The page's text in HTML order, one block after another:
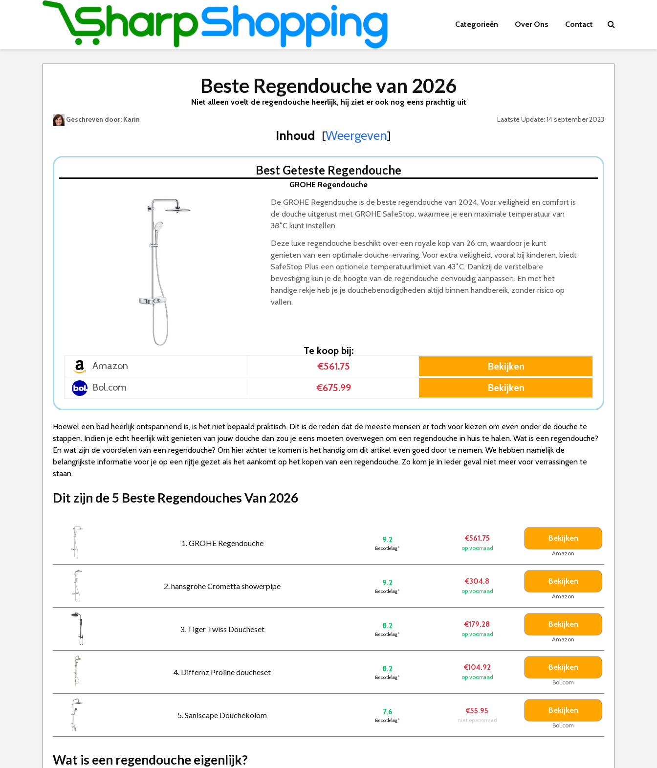
Categorieën Over Ons Contact
Beste Regendouche van 2026
Niet alleen voelt de regendouche heerlijk, hij ziet er ook nog eens prachtig uit
Geschreven door: Karin Laatste Update: 14 september 2023
Inhoud [Weergeven]
3. Tiger Twiss Doucheset
4. Differnz Proline doucheset
5. Saniscape Douchekolom
Wat is de beste Regendouche van 2026
1. Beste Regendouche van 2026
2. Fijnste Regendouche van 2026
3. Goede Prijs-Kwaliteit Regendouche
4. Goede Koop Regendouche
5. Beste Budget Regendouche van 2026
Best Geteste Regendouche
GROHE Regendouche
De GROHE Regendouche is de beste regendouche van 2024. Voor veiligheid en comfort is
de douche uitgerust met GROHE SafeStop, waarmee je een maximale temperatuur van
38˚C kunt instellen.
Deze luxe regendouche beschikt over een royale kop van 26 cm, waardoor je kunt
genieten van een optimale douche-ervaring. Voor extra veiligheid, vooral bij kinderen, biedt
SafeStop Plus een optionele temperatuurlimiet van 43˚C. Dankzij de verstelbare
bevestiging kun je de hoogte van de regendouche eenvoudig aanpassen. En met het
handige rekje heb je je douchebenodigdheden altijd binnen handbereik, zonder risico op
vallen.
Te koop bij:
Amazon
€561.75
Bekijken
Bol.com
€675.99 Bekijken
Hoewel een bad heerlijk ontspannend is, is het niet bepaald praktisch. Dit is de reden dat de meeste mensen er toch voor kiezen om even onder de douche te
stappen. Indien je echt heerlijk wilt genieten van jouw douche dan zou je eens moeten overwegen om een regendouche in huis te halen. Wat is een regendouche?
En wat zijn de voordelen van een regendouche? Om hier achter te komen is het handig om dit artikel even goed door te nemen. We hebben namelijk de
belangrijkste informatie voor je op een rijtje gezet als het aankomt op het kopen van een regendouche. Zo kom je in ieder geval niet meer voor verrassingen te
staan.
Dit zijn de 5 Beste Regendouches Van 2026
1. GROHE Regendouche 9.2
Beoordeling*
€561.75
op voorraad
Bekijken
Amazon
2. hansgrohe Crometta showerpipe 9.2
Beoordeling*
€304.8
op voorraad
Bekijken
Amazon
3. Tiger Twiss Doucheset 8.2
Beoordeling*
€179.28
op voorraad
Bekijken
Amazon
4. Differnz Proline doucheset 8.2
Beoordeling*
€104.92
op voorraad
Bekijken
Bol.com
5. Saniscape Douchekolom 7.6
Beoordeling*
€55.95
niet op voorraad
Bekijken
Bol.com
Wat is een regendouche eigenlijk?